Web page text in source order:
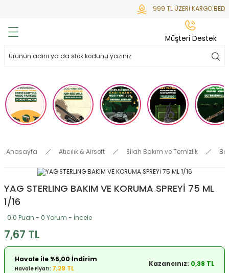
999 TL ÜZERİ KARGO
Mermisi
Tabure
Anasayfa Atıcılık & Airsoft Silah Bakım ve Temizlik
YAG STERLING BAKIM VE KORUMA SPREYİ 75 ML
1/16
0.0 Puan - 0 Yorum - İncele
7,67 TL
Havale ile %5,00 İndirim
Havale Fiyatı: 7,29 TL
Kazancınız: 0,38 TL